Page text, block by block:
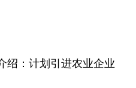
绍：计划引进农业企业